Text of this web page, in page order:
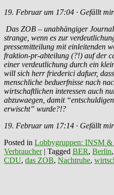
19. Februar um 17:04 · Gefällt mir
Das ZOB – unabhängiger
strange, wenn es zur
pressemitteilung mit einleitenden
fraktion-pr-abteilung (?!) auf der
einer verdeutlichung durch ein
will sich herr friederici dafuer,
menschliche beduerfnisse nach
wirtschaftlichen interessen auch
abzuwaegen, damit
erwischt” wurde?!?
19. Februar um 17:14 · Gefällt mir
Posted in Lobbygruppen: INSM &
Verbraucher | Tagged BER, Berlin,
CDU, das ZOB, Nachtruhe,